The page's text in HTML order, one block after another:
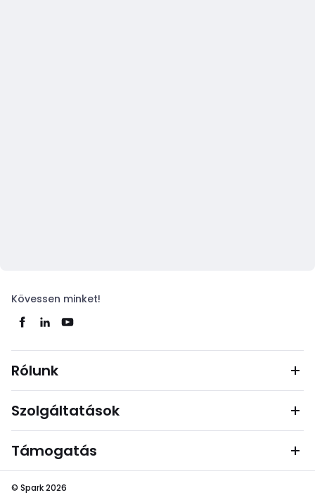
Kövessen minket!
Rólunk
Szolgáltatások
Támogatás
© Spark 2026